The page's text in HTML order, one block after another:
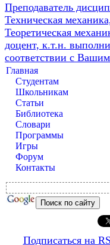
Преподаватель
Техническая
Теоретическая
доцент, к.т.н.
соответствии с
Главная
Студентам
Школьникам
Статьи
Библиотека
Словари
Программы
Игры
Форум
Контакты
Подписаться на